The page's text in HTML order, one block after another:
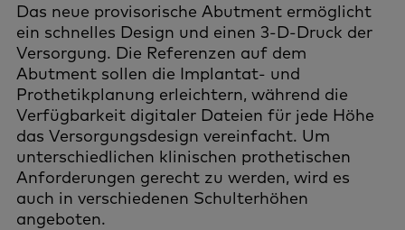
Das neue provisorische Abutment ermöglicht
ein schnelles Design und einen 3-D-Druck der
Versorgung. Die Referenzen auf dem
Abutment sollen die Implantat- und
Prothetikplanung erleichtern, während die
Verfügbarkeit digitaler Dateien für jede Höhe
das Versorgungsdesign vereinfacht. Um
unterschiedlichen klinischen prothetischen
Anforderungen gerecht zu werden, wird es
auch in verschiedenen Schulterhöhen
angeboten.